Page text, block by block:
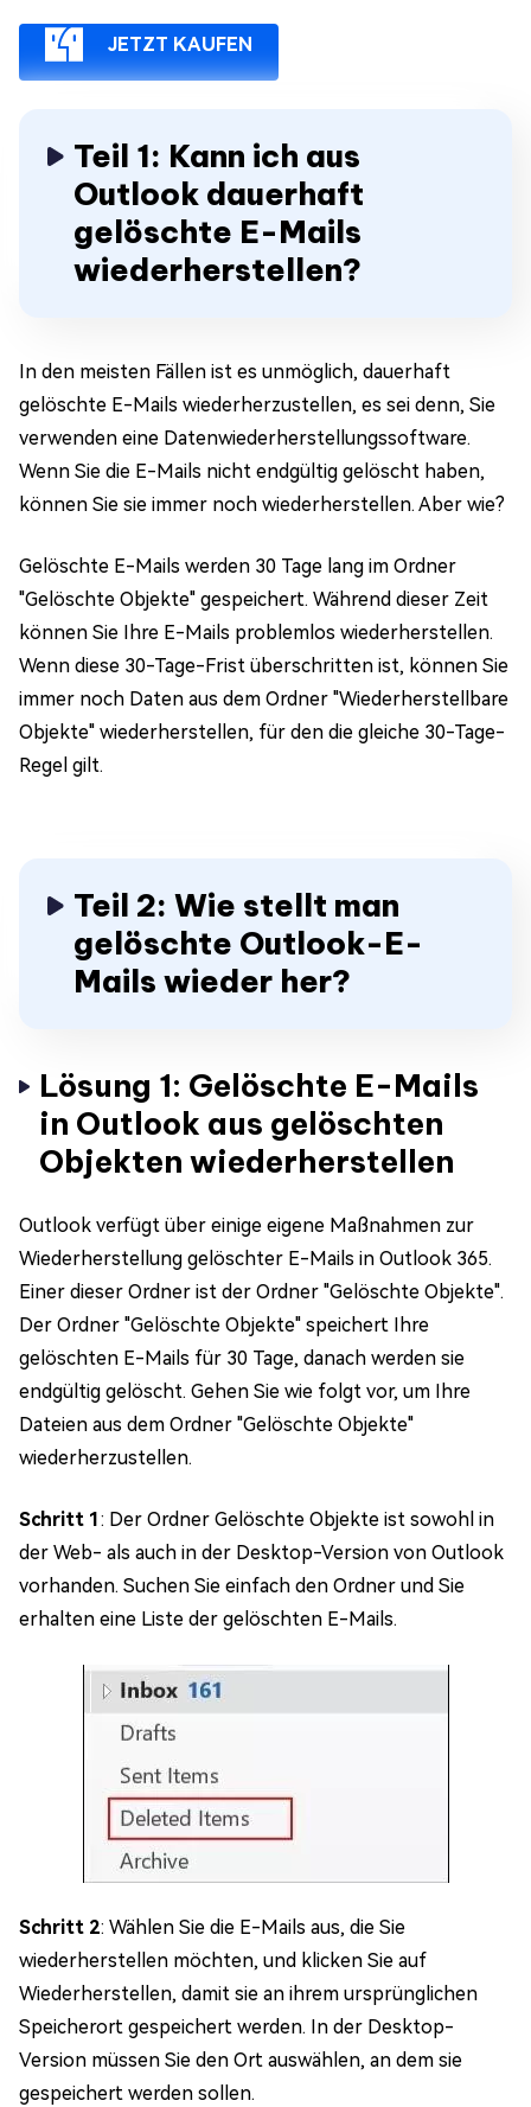
JETZT KAUFEN
Teil 1: Kann ich aus
Outlook dauerhaft
gelöschte E-Mails
wiederherstellen?
In den meisten Fällen ist es unmöglich, dauerhaft
gelöschte E-Mails wiederherzustellen, es sei denn, Sie
verwenden eine Datenwiederherstellungssoftware.
Wenn Sie die E-Mails nicht endgültig gelöscht haben,
können Sie sie immer noch wiederherstellen. Aber wie?
Gelöschte E-Mails werden 30 Tage lang im Ordner
"Gelöschte Objekte" gespeichert. Während dieser Zeit
können Sie Ihre E-Mails problemlos wiederherstellen.
Wenn diese 30-Tage-Frist überschritten ist, können Sie
immer noch Daten aus dem Ordner "Wiederherstellbare
Objekte" wiederherstellen, für den die gleiche 30-Tage-
Regel gilt.
Teil 2: Wie stellt man
gelöschte Outlook-E-
Mails wieder her?
Lösung 1: Gelöschte E-Mails
in Outlook aus gelöschten
Objekten wiederherstellen
Outlook verfügt über einige eigene Maßnahmen zur
Wiederherstellung gelöschter E-Mails in Outlook 365.
Einer dieser Ordner ist der Ordner "Gelöschte Objekte".
Der Ordner "Gelöschte Objekte" speichert Ihre
gelöschten E-Mails für 30 Tage, danach werden sie
endgültig gelöscht. Gehen Sie wie folgt vor, um Ihre
Dateien aus dem Ordner "Gelöschte Objekte"
wiederherzustellen.
Schritt 1: Der Ordner Gelöschte Objekte ist sowohl in
der Web- als auch in der Desktop-Version von Outlook
vorhanden. Suchen Sie einfach den Ordner und Sie
erhalten eine Liste der gelöschten E-Mails.
Schritt 2: Wählen Sie die E-Mails aus, die Sie
wiederherstellen möchten, und klicken Sie auf
Wiederherstellen, damit sie an ihrem ursprünglichen
Speicherort gespeichert werden. In der Desktop-
Version müssen Sie den Ort auswählen, an dem sie
gespeichert werden sollen.